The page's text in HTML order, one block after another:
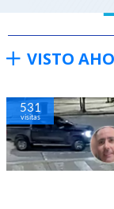
VISTO
531
visitas